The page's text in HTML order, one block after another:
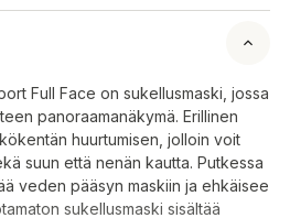
Full Face on sukellusmaski, jossa
panoraamanäkymä. Erillinen
huurtumisen, jolloin voit
suun että nenän kautta. Putkessa
veden pääsyn maskiin ja ehkäisee
sukellusmaski sisältää